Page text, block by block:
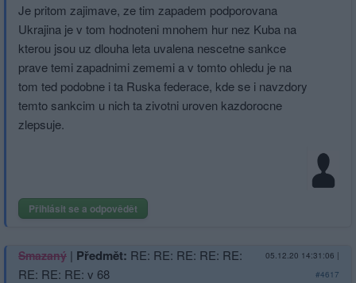
Je pritom zajimave, ze tim zapadem podporovana
Ukrajina je v tom hodnoteni mnohem hur nez Kuba na
kterou jsou uz dlouha leta uvalena nescetne sankce
prave temi zapadnimi zememi a v tomto ohledu je na
tom ted podobne i ta Ruska federace, kde se i navzdory
temto sankcim u nich ta zivotni uroven kazdorocne
zlepsuje.
Přihlásit se a odpovědět
Smazaný | Předmět: RE: RE: RE: RE: RE:
RE: RE: RE: v 68
05.12.20 14:31:06 |
#4617